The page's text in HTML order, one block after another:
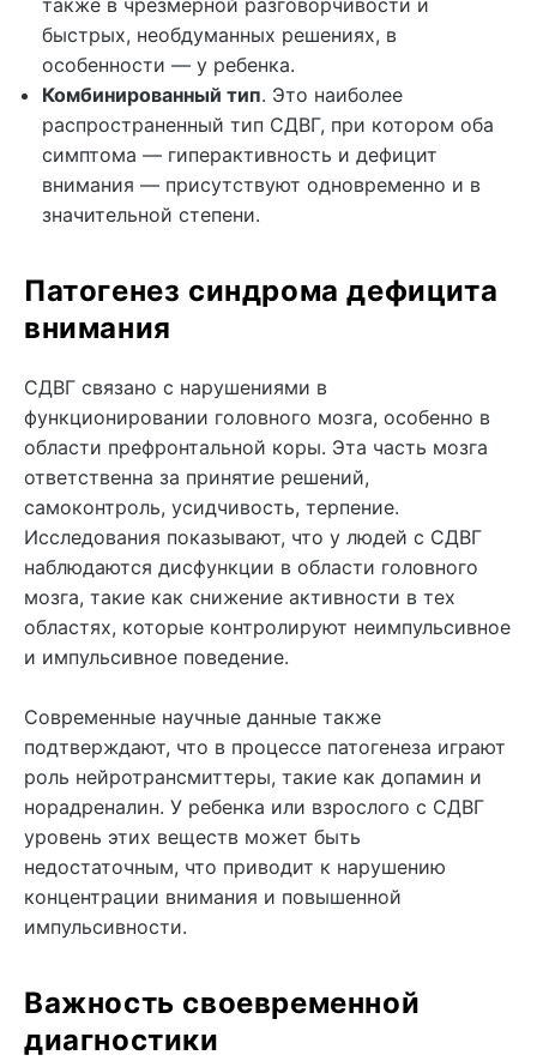
быстрых, необдуманных решениях, в
особенности — у ребенка.
Комбинированный тип. Это наиболее
распространенный тип СДВГ, при котором оба
симптома — гиперактивность и дефицит
внимания — присутствуют одновременно и в
значительной степени.
Патогенез синдрома дефицита
внимания
СДВГ связано с нарушениями в
функционировании головного мозга, особенно в
области префронтальной коры. Эта часть мозга
ответственна за принятие решений,
самоконтроль, усидчивость, терпение.
Исследования показывают, что у людей с СДВГ
наблюдаются дисфункции в области головного
мозга, такие как снижение активности в тех
областях, которые контролируют неимпульсивное
и импульсивное поведение.
Современные научные данные также
подтверждают, что в процессе патогенеза играют
роль нейротрансмиттеры, такие как допамин и
норадреналин. У ребенка или взрослого с СДВГ
уровень этих веществ может быть
недостаточным, что приводит к нарушению
концентрации внимания и повышенной
импульсивности.
Важность своевременной
диагностики